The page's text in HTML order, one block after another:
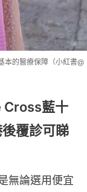
本的醫療保障（小紅書@
Cross藍十
覆診可睇
無論選用便宜